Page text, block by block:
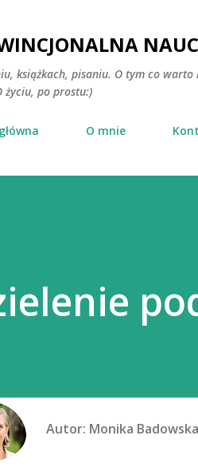
książkach, pisaniu. O tym co
życiu, po prostu:)
O mnie
Autor: Monika Badowska